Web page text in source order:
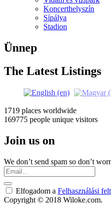
Koncerthelyszín
Sípálya
Stadion
Ünnep
The Latest Listings
1719 places worldwide
169775 people unique visitors
Join us on
We don’t send spam so don’t
Elfogadom a Felhasználási
Copyright © 2018 Wiloke.com.